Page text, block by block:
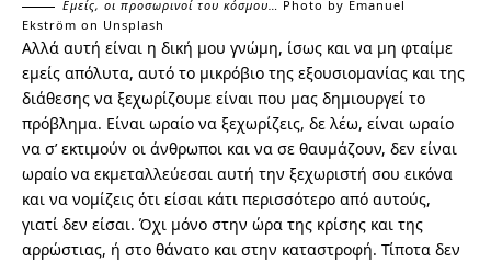
Εμείς, οι προσωρινοί του κόσμου… Photo by Emanuel
Ekström on Unsplash
Αλλά αυτή είναι η δική μου γνώμη, ίσως και να μη φταίμε
εμείς απόλυτα, αυτό το μικρόβιο της εξουσιομανίας και της
διάθεσης να ξεχωρίζουμε είναι που μας δημιουργεί το
πρόβλημα. Είναι ωραίο να ξεχωρίζεις, δε λέω, είναι ωραίο
να σ’ εκτιμούν οι άνθρωποι και να σε θαυμάζουν, δεν είναι
ωραίο να εκμεταλλεύεσαι αυτή την ξεχωριστή σου εικόνα
και να νομίζεις ότι είσαι κάτι περισσότερο από αυτούς,
γιατί δεν είσαι. Όχι μόνο στην ώρα της κρίσης και της
αρρώστιας, ή στο θάνατο και στην καταστροφή. Τίποτα δεν